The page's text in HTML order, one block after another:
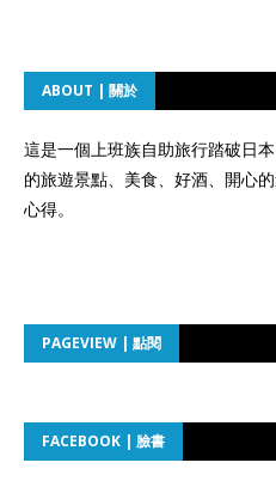
ABOUT | 關於
這是一個上班族自助旅行踏破日
的旅遊景點、美食、好酒、開心
心得。
PAGEVIEW | 點閱
FACEBOOK | 臉書